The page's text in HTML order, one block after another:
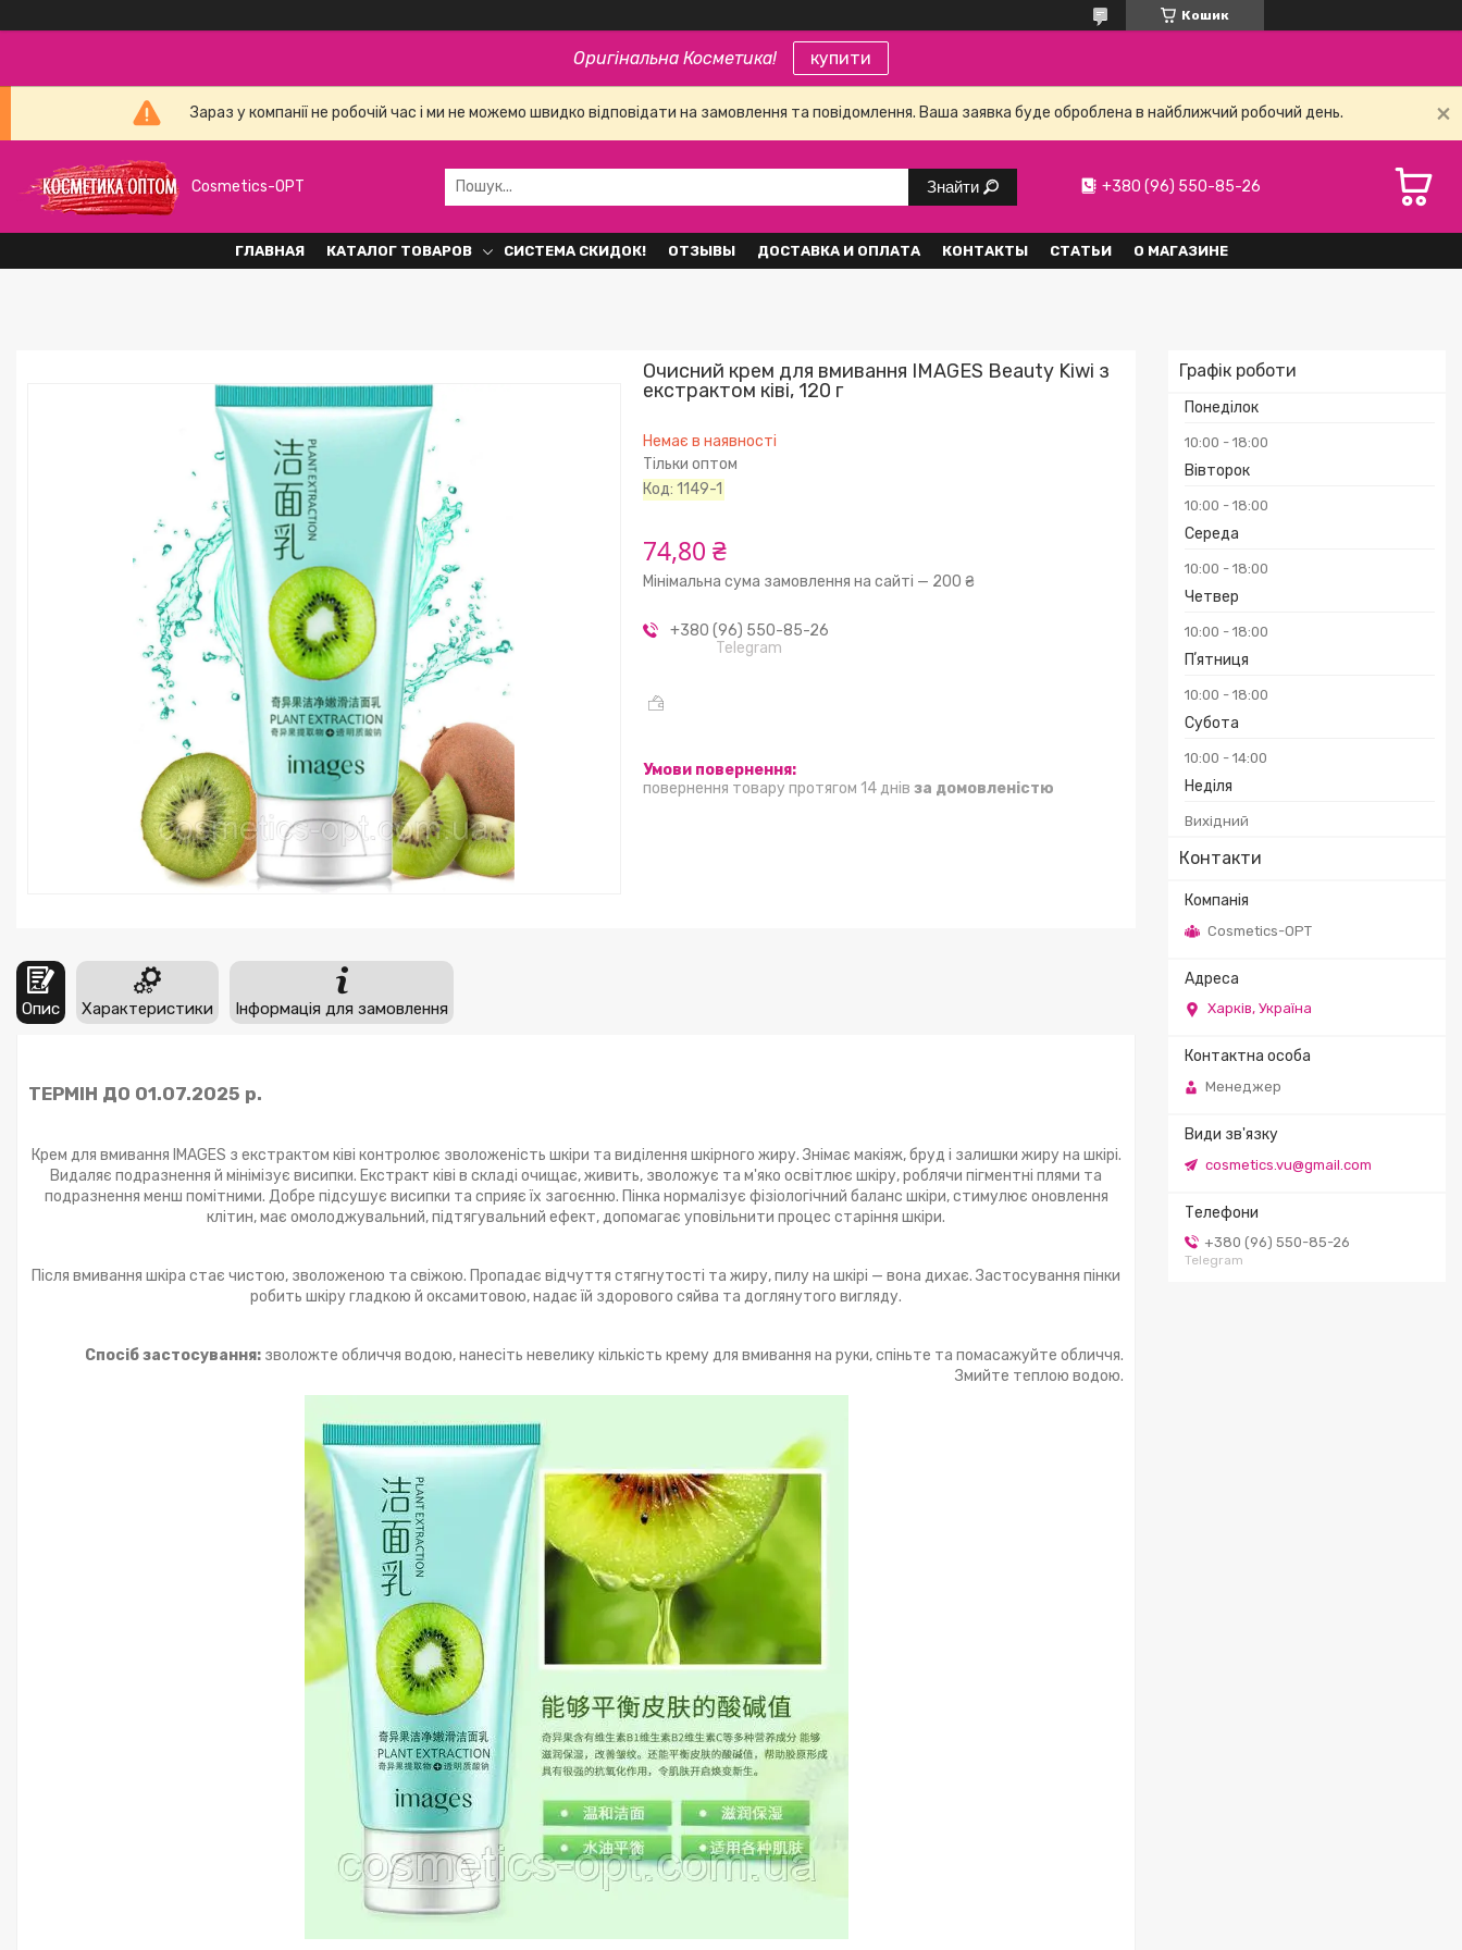
Кошик
Оригінальна Косметика! купити
Зараз у компанії не робочій час і ми не можемо швидко відповідати на замовлення та повідомлення. Ваша заявка буде оброблена в найближчий робочий день.
Cosmetics-OPT Знайти +380 (96) 550-85-26
ГЛАВНАЯ КАТАЛОГ ТОВАРОВ СИСТЕМА СКИДОК! ОТЗЫВЫ ДОСТАВКА И ОПЛАТА КОНТАКТЫ СТАТЬИ О МАГАЗИНЕ
Графік роботи
Понеділок
10:00 18:00
Вівторок
10:00 18:00
Середа
10:00 18:00
Четвер
10:00 18:00
Пʼятниця
10:00 18:00
Субота
10:00 14:00
Неділя
Вихідний
Контакти
Cosmetics-OPT
Харків, Україна
Менеджер
cosmetics.vu@gmail.com
+380 (96) 550-85-26
Telegram
Очисний крем для вмивання IMAGES Beauty Kiwi з
екстрактом ківі, 120 г
Немає в наявності
Тільки оптом
Код:1149-1
74,80 ₴
Мінімальна сума замовлення на сайті — 200 ₴
+380 (96) 550-85-26
Telegram
повернення товару протягом 14 днів за домовленістю
Опис Характеристики Інформація для замовлення
ТЕРМІН ДО 01.07.2025 р.
Крем для вмивання IMAGES з екстрактом ківі контролює зволоженість шкіри та виділення шкірного жиру. Знімає макіяж, бруд і залишки жиру на шкірі.
Видаляє подразнення й мінімізує висипки. Екстракт ківі в складі очищає, живить, зволожує та м'яко освітлює шкіру, роблячи пігментні плями та
подразнення менш помітними. Добре підсушує висипки та сприяє їх загоєнню. Пінка нормалізує фізіологічний баланс шкіри, стимулює оновлення
клітин, має омолоджувальний, підтягувальний ефект, допомагає уповільнити процес старіння шкіри.
Після вмивання шкіра стає чистою, зволоженою та свіжою. Пропадає відчуття стягнутості та жиру, пилу на шкірі — вона дихає. Застосування пінки
робить шкіру гладкою й оксамитовою, надає їй здорового сяйва та доглянутого вигляду.
Спосіб застосування: зволожте обличчя водою, нанесіть невелику кількість крему для вмивання на руки, спіньте та помасажуйте обличчя.
Змийте теплою водою.